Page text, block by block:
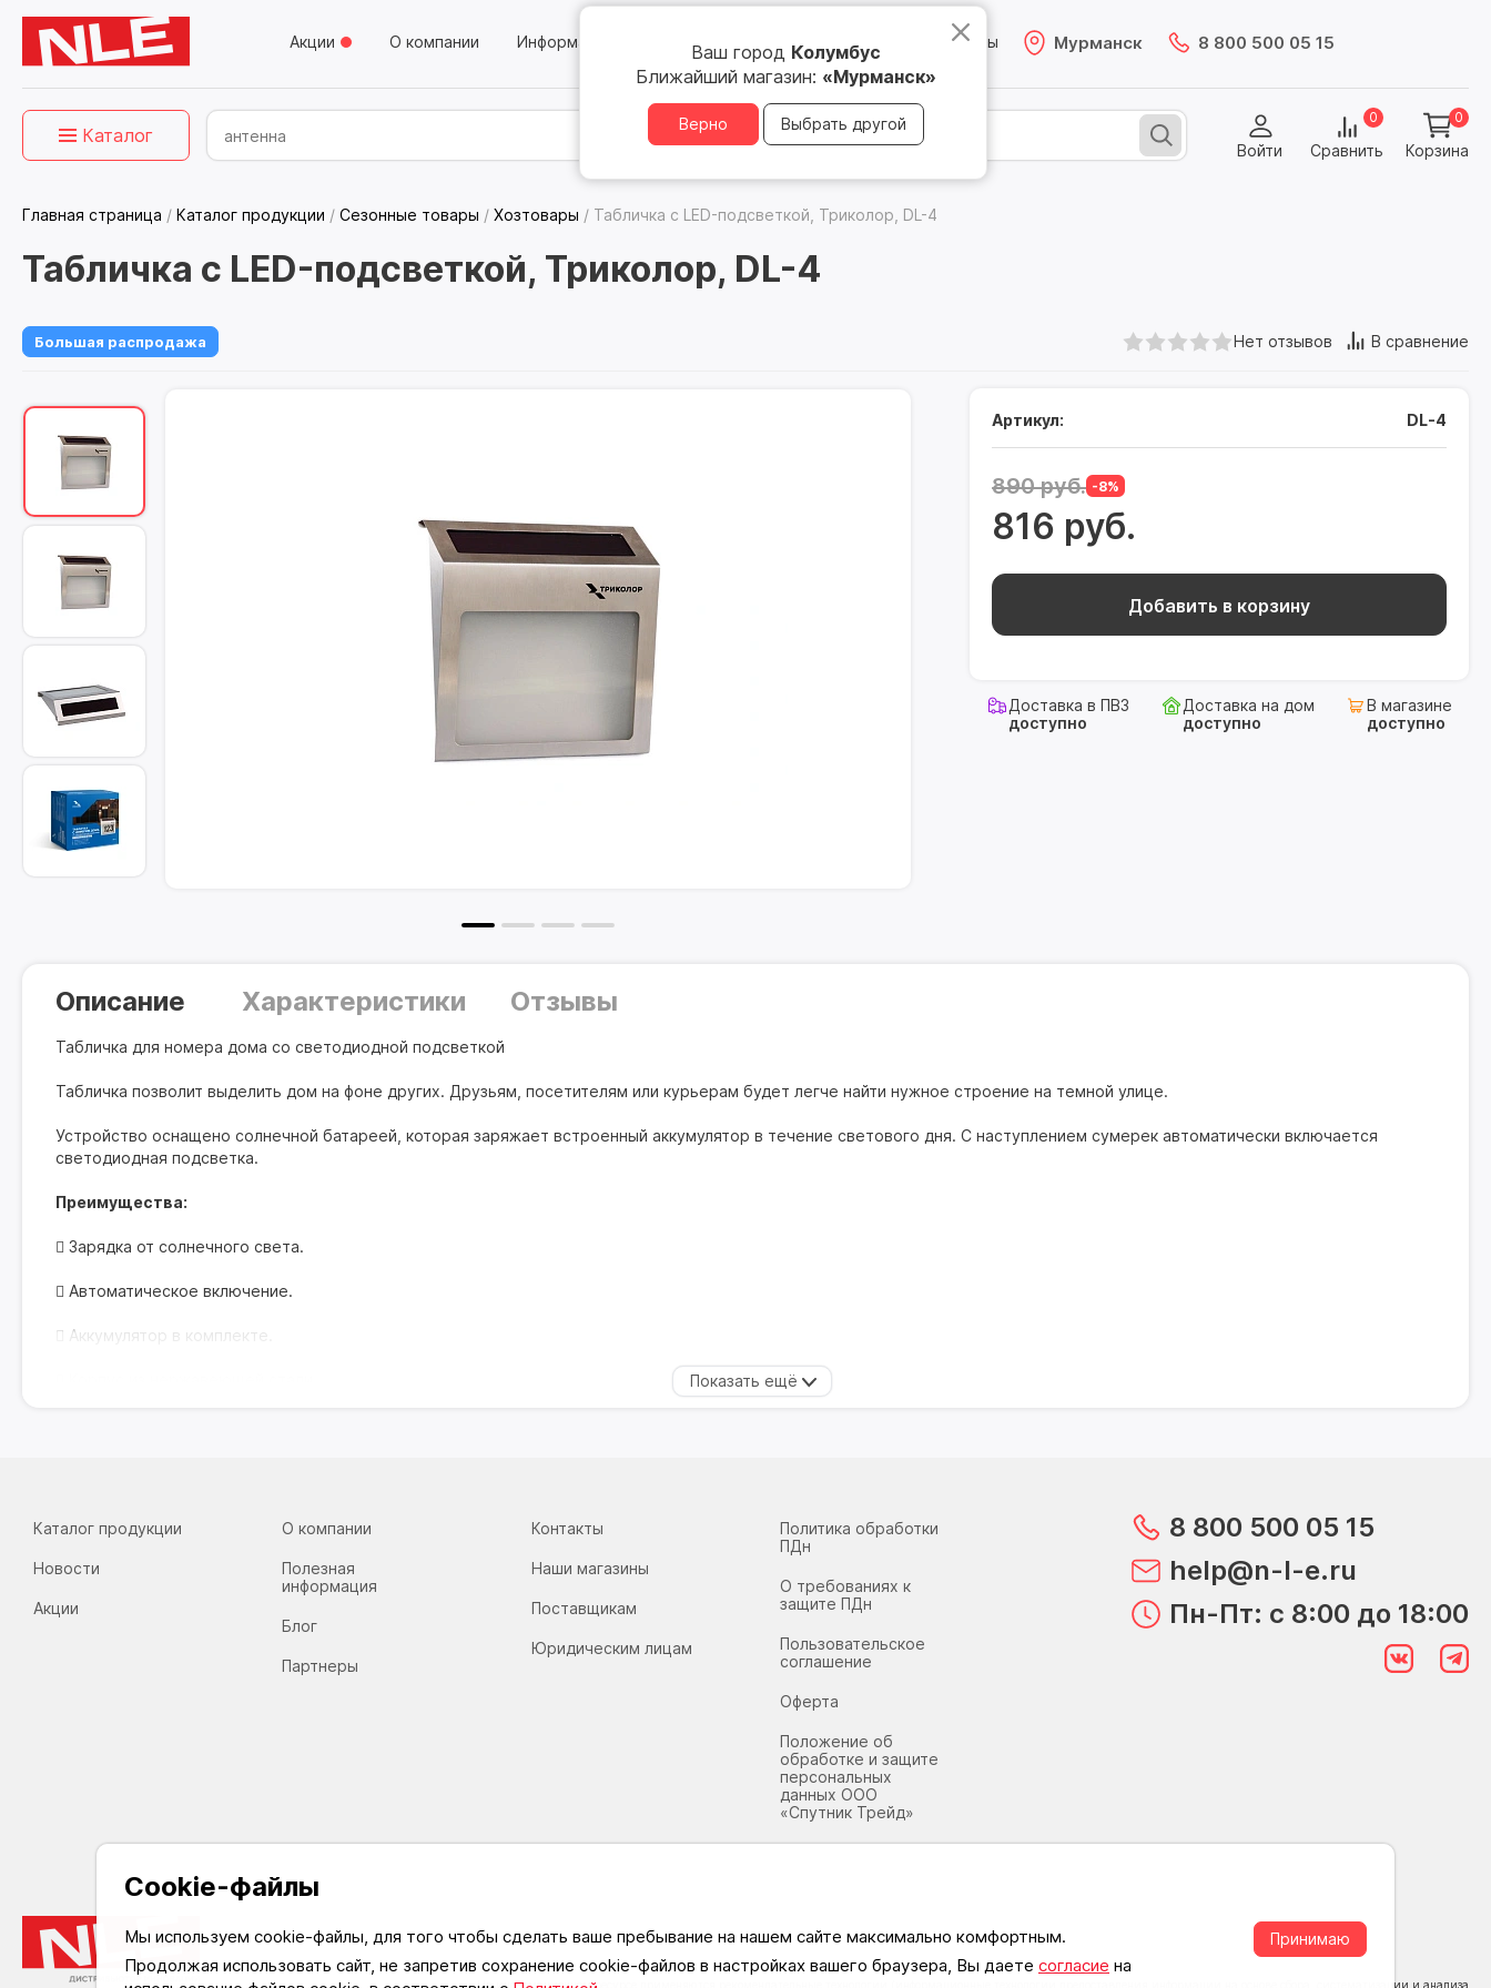
Акции О компании Информация Юридическим лицам Магазины Мурманск
Ваш город Колумбус
Ближайший магазин: «Мурманск»
Верно Выбрать другой
8 800 500 05 15
Каталог
Войти Сравнить
0
Корзина
0
Главная страница / Каталог продукции / Сезонные товары / Хозтовары / Табличка с LED-подсветкой, Триколор, DL-4
Табличка с LED-подсветкой, Триколор, DL-4
Большая распродажа Нет отзывов В сравнение
Артикул: DL-4
890 руб. -8%
816 руб.
Добавить в корзину
Доставка в ПВЗ
доступно
Доставка на дом
доступно
В магазине
доступно
Описание
Табличка для номера дома со светодиодной подсветкой
Табличка позволит выделить дом на фоне других. Друзьям, посетителям или курьерам будет легче найти нужное строение на темной улице.
Устройство оснащено солнечной батареей, которая заряжает встроенный аккумулятор в течение светового дня. С наступлением сумерек автоматически включается
светодиодная подсветка.
Преимущества:
 Зарядка от солнечного света.
 Автоматическое включение.
 Аккумулятор в комплекте.
 Наклейки с цифрами от 0 до 9 — 3 шт.
Характеристики Отзывы
Каталог продукции
Новости
Акции
О компании
Полезная
информация
Блог
Партнеры
Контакты
Наши магазины
Поставщикам
Юридическим лицам
Политика обработки
ПДн
О требованиях к
защите ПДн
Пользовательское
соглашение
Оферта
Положение об
обработке и защите
персональных
данных ООО
«Спутник Трейд»
8 800 500 05 15
help@n-l-e.ru
Пн-Пт: с 8:00 до 18:00
На информационном ресурсе применяются рекомендательные технологии (информационные технологии предоставления информации на основе сбора, систематизации и анализа
Cookie-файлы
Мы используем cookie-файлы, для того чтобы сделать ваше пребывание на нашем сайте максимально комфортным.
Продолжая использовать сайт, не запретив сохранение cookie-файлов в настройках вашего браузера, Вы даете согласие на
Принимаю